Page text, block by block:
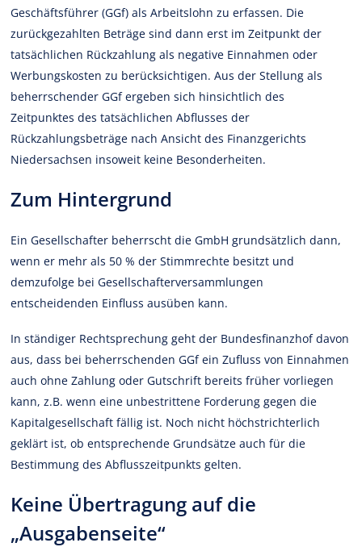
Geschäftsführer (GGf) als Arbeitslohn zu erfassen. Die
zurückgezahlten Beträge sind dann erst im Zeitpunkt der
tatsächlichen Rückzahlung als negative Einnahmen oder
Werbungskosten zu berücksichtigen. Aus der Stellung als
beherrschender GGf ergeben sich hinsichtlich des
Zeitpunktes des tatsächlichen Abflusses der
Rückzahlungsbeträge nach Ansicht des Finanzgerichts
Niedersachsen insoweit keine Besonderheiten.
Zum Hintergrund
Ein Gesellschafter beherrscht die GmbH grundsätzlich dann,
wenn er mehr als 50 % der Stimmrechte besitzt und
demzufolge bei Gesellschafterversammlungen
entscheidenden Einfluss ausüben kann.
In ständiger Rechtsprechung geht der Bundesfinanzhof davon
aus, dass bei beherrschenden GGf ein Zufluss von Einnahmen
auch ohne Zahlung oder Gutschrift bereits früher vorliegen
kann, z.B. wenn eine unbestrittene Forderung gegen die
Kapitalgesellschaft fällig ist. Noch nicht höchstrichterlich
geklärt ist, ob entsprechende Grundsätze auch für die
Bestimmung des Abflusszeitpunkts gelten.
Keine Übertragung auf die
„Ausgabenseite“